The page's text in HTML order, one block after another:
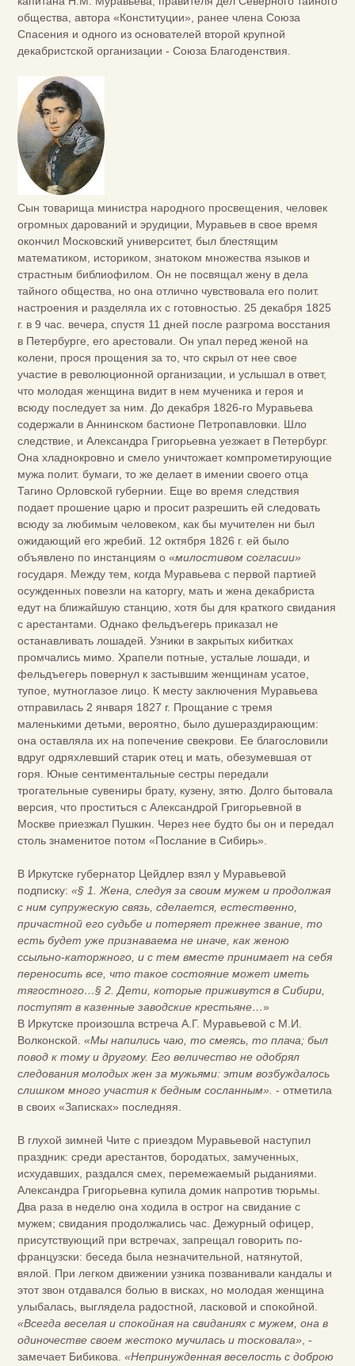
общества, автора «Конституции», ранее члена Союза
Спасения и одного из основателей второй крупной
декабристской организации - Союза Благоденствия.
Сын товарища министра народного просвещения, человек
огромных дарований и эрудиции, Муравьев в свое время
окончил Московский университет, был блестящим
математиком, историком, знатоком множества языков и
страстным библиофилом. Он не посвящал жену в дела
тайного общества, но она отлично чувствовала его полит.
настроения и разделяла их с готовностью. 25 декабря 1825
г. в 9 час. вечера, спустя 11 дней после разгрома восстания
в Петербурге, его арестовали. Он упал перед женой на
колени, прося прощения за то, что скрыл от нее свое
участие в революционной организации, и услышал в ответ,
что молодая женщина видит в нем мученика и героя и
всюду последует за ним. До декабря 1826-го Муравьева
содержали в Аннинском бастионе Петропавловки. Шло
следствие, и Александра Григорьевна уезжает в Петербург.
Она хладнокровно и смело уничтожает компрометирующие
мужа полит. бумаги, то же делает в имении своего отца
Тагино Орловской губернии. Еще во время следствия
подает прошение царю и просит разрешить ей следовать
всюду за любимым человеком, как бы мучителен ни был
ожидающий его жребий. 12 октября 1826 г. ей было
объявлено по инстанциям о «милостивом согласии»
государя. Между тем, когда Муравьева с первой партией
осужденных повезли на каторгу, мать и жена декабриста
едут на ближайшую станцию, хотя бы для краткого свидания
с арестантами. Однако фельдъегерь приказал не
останавливать лошадей. Узники в закрытых кибитках
промчались мимо. Храпели потные, усталые лошади, и
фельдъегерь повернул к застывшим женщинам усатое,
тупое, мутноглазое лицо. К месту заключения Муравьева
отправилась 2 января 1827 г. Прощание с тремя
маленькими детьми, вероятно, было душераздирающим:
она оставляла их на попечение свекрови. Ее благословили
вдруг одряхлевший старик отец и мать, обезумевшая от
горя. Юные сентиментальные сестры передали
трогательные сувениры брату, кузену, зятю. Долго бытовала
версия, что проститься с Александрой Григорьевной в
Москве приезжал Пушкин. Через нее будто бы он и передал
столь знаменитое потом «Послание в Сибирь».
В Иркутске губернатор Цейдлер взял у Муравьевой
подписку: «§ 1. Жена, следуя за своим мужем и продолжая
с ним супружескую связь, сделается, естественно,
причастной его судьбе и потеряет прежнее звание, то
есть будет уже признаваема не иначе, как женою
ссыльно-каторжного, и с тем вместе принимает на себя
переносить все, что такое состояние может иметь
тягостного…§ 2. Дети, которые приживутся в Сибири,
поступят в казенные заводские крестьяне…»
В Иркутске произошла встреча А.Г. Муравьевой с М.И.
Волконской. «Мы напились чаю, то смеясь, то плача; был
повод к тому и другому. Его величество не одобрял
следования молодых жен за мужьями: этим возбуждалось
слишком много участия к бедным сосланным». - отметила
в своих «Записках» последняя.
В глухой зимней Чите с приездом Муравьевой наступил
праздник: среди арестантов, бородатых, замученных,
исхудавших, раздался смех, перемежаемый рыданиями.
Александра Григорьевна купила домик напротив тюрьмы.
Два раза в неделю она ходила в острог на свидание с
мужем; свидания продолжались час. Дежурный офицер,
присутствующий при встречах, запрещал говорить по-
французски: беседа была незначительной, натянутой,
вялой. При легком движении узника позванивали кандалы и
этот звон отдавался болью в висках, но молодая женщина
улыбалась, выглядела радостной, ласковой и спокойной.
«Всегда веселая и спокойная на свиданиях с мужем, она в
одиночестве своем жестоко мучилась и тосковала» , -
замечает Бибикова. «Непринужденная веселость с доброю